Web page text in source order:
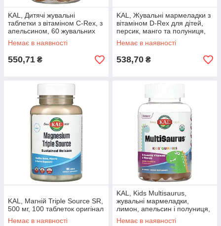
KAL, Дитячі жувальні
таблетки з вітаміном C-Rex, з
апельсином, 60 жувальних
таблеток
Немає в наявності
550,71 ₴
KAL, Жувальні мармеладки з
вітаміном D-Rex для дітей,
персик, манго та полуниця,
60 жувальних таблеток
Немає в наявності
538,70 ₴
KAL, Магній Triple Source SR,
500 мг, 100 таблеток оригінал
Немає в наявності
KAL, Kids Multisaurus,
жувальні мармеладки,
лимон, апельсин і полуниця,
60 жувальних таблеток
Немає в наявності